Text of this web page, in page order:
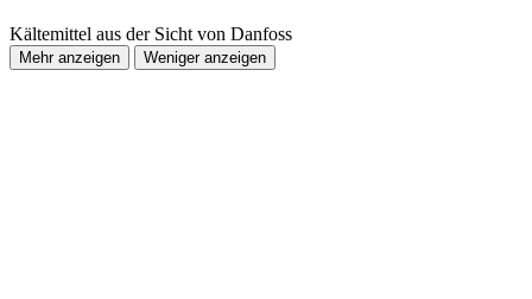
Kältemittel aus der Sicht von Danfoss
Mehr anzeigen Weniger anzeigen